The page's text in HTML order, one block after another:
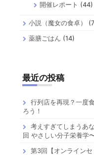
開催レポート (44)
小説（魔女の食卓）
薬膳ごはん (14)
最近の投稿
行列店を再現？一度
ろう！
考えすぎてしまうあ
回 やさしい分子栄養学
第3回【オンライン